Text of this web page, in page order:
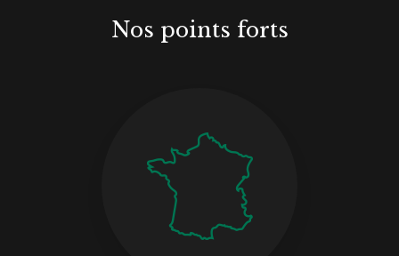
Nos points forts